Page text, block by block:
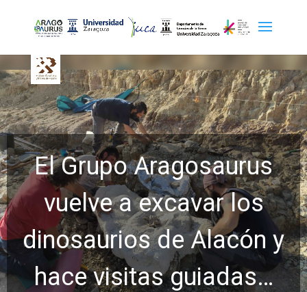
El Grupo Aragosaurus
vuelve a excavar los
dinosaurios de Alacón y
hace visitas guiadas…